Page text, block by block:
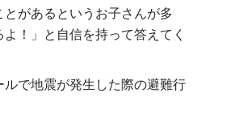
があるというお子さんが多
！」と自信を持って答えてく
で地震が発生した際の避難行